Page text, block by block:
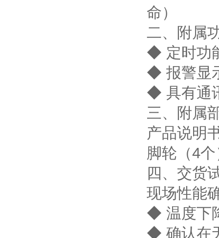
命）
二、附属
◆ 定时功
◆ 报警显
◆ 具有通
三、附属
产品说明
脚轮（4
四、交货
现场性能
◆ 温度下
◆ 确认在